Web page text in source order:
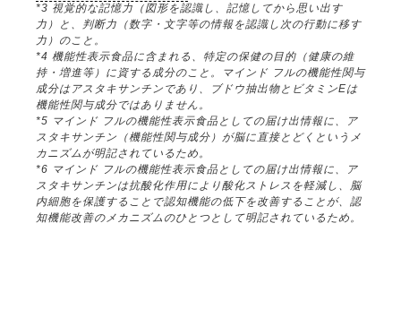
*3 視覚的な記憶力（図形を認識し、記憶してから思い出す
力）と、判断力（数字・文字等の情報を認識し次の行動に移す
力）のこと。
*4 機能性表示食品に含まれる、特定の保健の目的（健康の維
持・増進等）に資する成分のこと。マインド フルの機能性関与
成分はアスタキサンチンであり、ブドウ抽出物とビタミンEは
機能性関与成分ではありません。
*5 マインド フルの機能性表示食品としての届け出情報に、ア
スタキサンチン（機能性関与成分）が脳に直接とどくというメ
カニズムが明記されているため。
*6 マインド フルの機能性表示食品としての届け出情報に、ア
スタキサンチンは抗酸化作用により酸化ストレスを軽減し、脳
内細胞を保護することで認知機能の低下を改善することが、認
知機能改善のメカニズムのひとつとして明記されているため。